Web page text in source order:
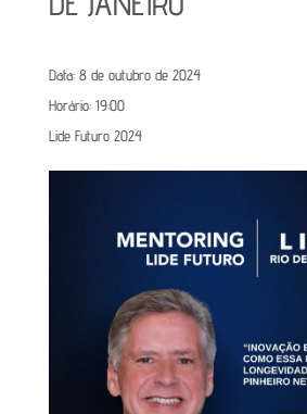
Data: 8 de outubro de 2024
Horário: 19:00
Lide Futuro 2024